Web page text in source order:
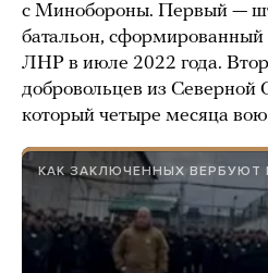
с Минобороны. Первый —
батальон,
ЛНР в июле 2022 года.
добровольцев из Северной
который четыре месяца
КАК ЗАКЛЮЧЕННЫХ ВЕРБУЮТ